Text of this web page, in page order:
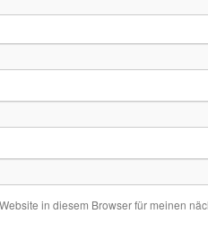
in diesem Browser für meinen